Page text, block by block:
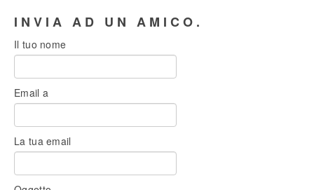
INVIA AD UN AMICO.
Il tuo nome
Email a
La tua email